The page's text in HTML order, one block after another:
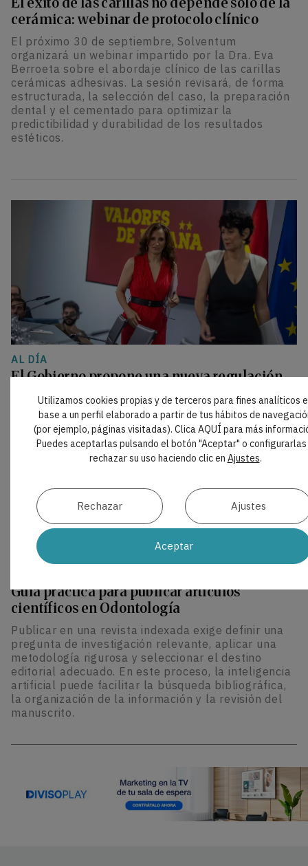
cerámica: webinar de protocolo clínico
El próximo 30 de septiembre, Solventum
organizará un webinar impartido por la Dra. Eva
Berroeta sobre el abordaje clínico de las carillas
cerámicas adhesivas. La sesión revisará, de forma
estructurada, la selección del caso, la preparación
dental y el cementado para optimizar la
predictibilidad y durabilidad de los resultados
estéticos.
AL DÍA
El Gobierno propone una nueva regulación
para medicamentos y productos sanitarios
El Consejo de Ministros ha aprobado el Proyecto de
Ley de Medicamentos y Productos Sanitarios, que
inicia ahora su tramitación parlamentaria. La
reforma actualiza el marco vigente desde 2015 e
dispensación.
Guía práctica para publicar artículos
científicos en Odontología
Publicar en una revista indexada exige definir una
pregunta de investigación relevante, aplicar una
metodología rigurosa y seleccionar el destino
editorial adecuado. En este proceso, la inteligencia
artificial puede facilitar la búsqueda bibliográfica,
la organización de la información y la revisión del
manuscrito.
Utilizamos cookies propias y de terceros para fines analíticos
base a un perfil elaborado a partir de tus hábitos de
(por ejemplo, páginas visitadas). Clica AQUÍ para más
Puedes aceptarlas pulsando el botón "Aceptar" o
rechazar su uso haciendo clic en Ajustes.
Aceptar
Rechazar Ajustes